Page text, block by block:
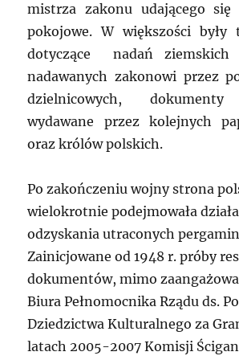
mistrza zakonu udającego się
pokojowe. W większości były
dotyczące nadań ziemskich
nadawanych zakonowi przez
dzielnicowych, dokumenty
wydawane przez kolejnych
oraz królów polskich.
Po zakończeniu wojny strona
wielokrotnie podejmowała
odzyskania utraconych
Zainicjowane od 1948 r. próby
dokumentów, mimo
Biura Pełnomocnika Rządu ds.
Dziedzictwa Kulturalnego za
latach 2005-2007 Komisji